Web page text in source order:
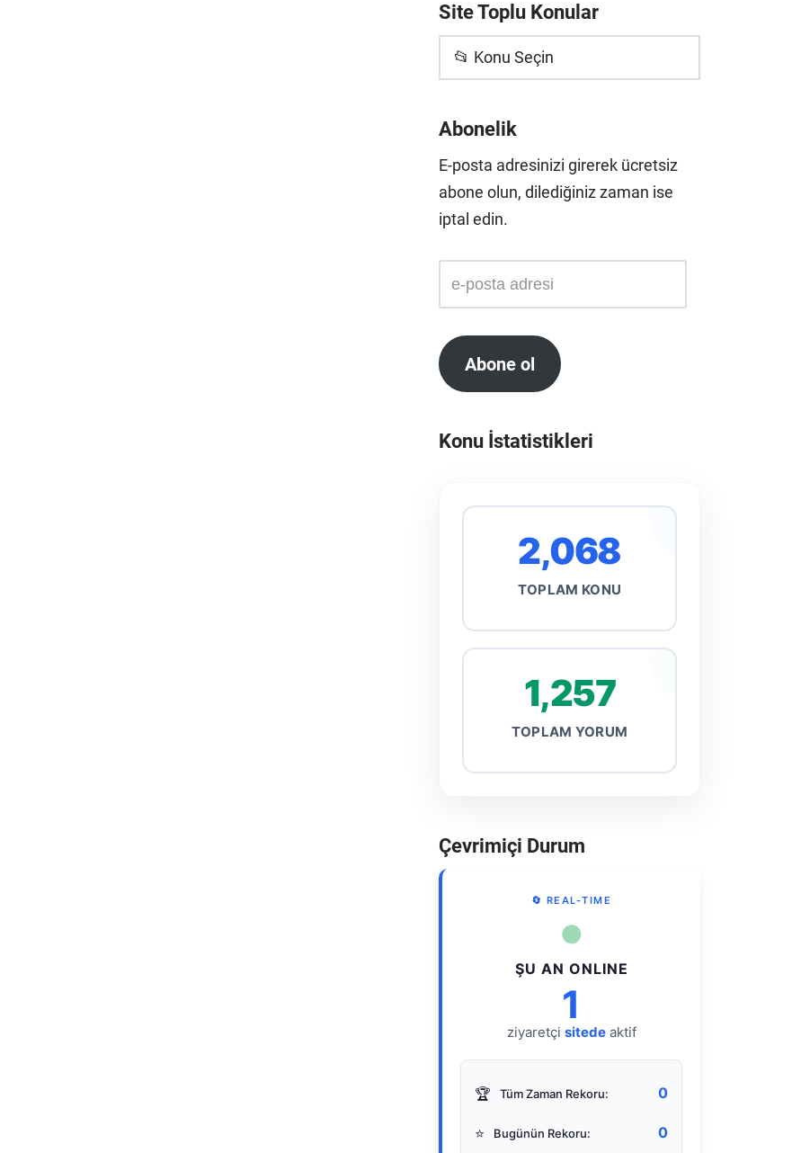
Site Toplu Konular
📂 Konu Seçin
Abonelik
E-posta adresinizi girerek ücretsiz
abone olun, dilediğiniz zaman ise
iptal edin.
Abone ol
Konu İstatistikleri
2,068
TOPLAM KONU
1,257
TOPLAM YORUM
Çevrimiçi Durum
🔄 REAL-TIME
●
ŞU AN ONLINE
1
ziyaretçi sitedeaktif
🏆 Tüm Zaman Rekoru: 0
⭐ Bugünün Rekoru: 0